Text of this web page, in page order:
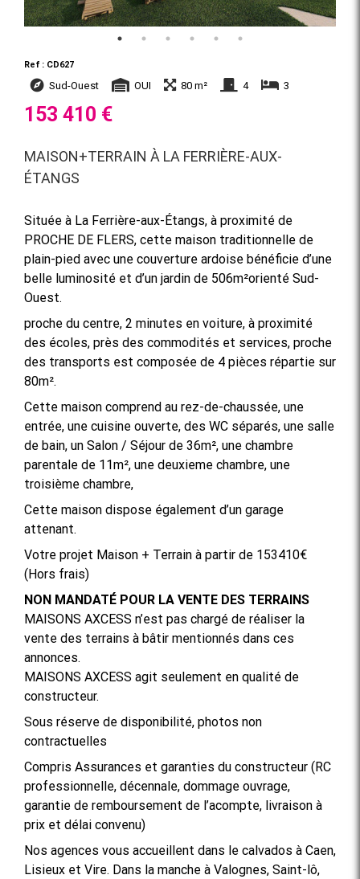
Ref : CD627
Sud-Ouest OUI 80 m² 4 3
153 410 €
MAISON+TERRAIN À LA FERRIÈRE-AUX-
ÉTANGS
Située à La Ferrière-aux-Étangs, à proximité de
PROCHE DE FLERS, cette maison traditionnelle de
plain-pied avec une couverture ardoise bénéficie d’une
belle luminosité et d’un jardin de 506m²orienté Sud-
Ouest.
proche du centre, 2 minutes en voiture, à proximité
des écoles, près des commodités et services, proche
des transports est composée de 4 pièces répartie sur
80m².
Cette maison comprend au rez-de-chaussée, une
entrée, une cuisine ouverte, des WC séparés, une salle
de bain, un Salon / Séjour de 36m², une chambre
parentale de 11m², une deuxieme chambre, une
troisième chambre,
Cette maison dispose également d’un garage
attenant.
Votre projet Maison + Terrain à partir de 153410€
(Hors frais)
NON MANDATÉ POUR LA VENTE DES TERRAINS
MAISONS AXCESS n’est pas chargé de réaliser la
vente des terrains à bâtir mentionnés dans ces
annonces.
MAISONS AXCESS agit seulement en qualité de
constructeur.
Sous réserve de disponibilité, photos non
contractuelles
Compris Assurances et garanties du constructeur (RC
professionnelle, décennale, dommage ouvrage,
garantie de remboursement de l’acompte, livraison à
prix et délai convenu)
Nos agences vous accueillent dans le calvados à Caen,
Lisieux et Vire. Dans la manche à Valognes, Saint-lô,